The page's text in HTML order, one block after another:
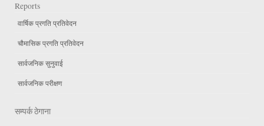
Reports
वार्षिक प्रगति प्रतिवेदन
चौमासिक प्रगति प्रतिवेदन
सार्वजनिक सुनुवाई
सार्वजनिक परीक्षण
सम्पर्क ठेगाना